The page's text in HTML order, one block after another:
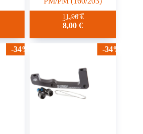
11,96€
8,00€
-34% -34%